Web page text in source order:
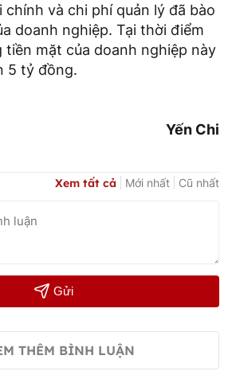
chính và chi phí quản lý đã bào
doanh nghiệp. Tại thời điểm
tiền mặt của doanh nghiệp này
5 tỷ đồng.
Yến Chi
Xem tất cả Mới nhất Cũ nhất
Gửi
THÊM BÌNH LUẬN